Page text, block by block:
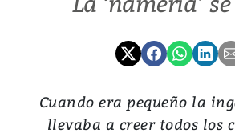
Cuando era pequeño la
llevaba a creer todos los